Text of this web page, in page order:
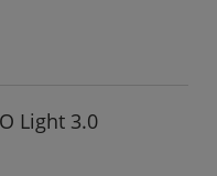
Light 3.0